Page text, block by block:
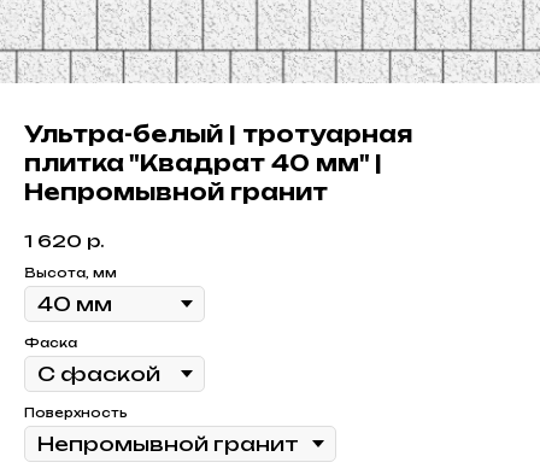
Ультра-белый | тротуарная
плитка "Квадрат 40 мм" |
Непромывной гранит
1 620 р.
Высота, мм
Фаска
Поверхность